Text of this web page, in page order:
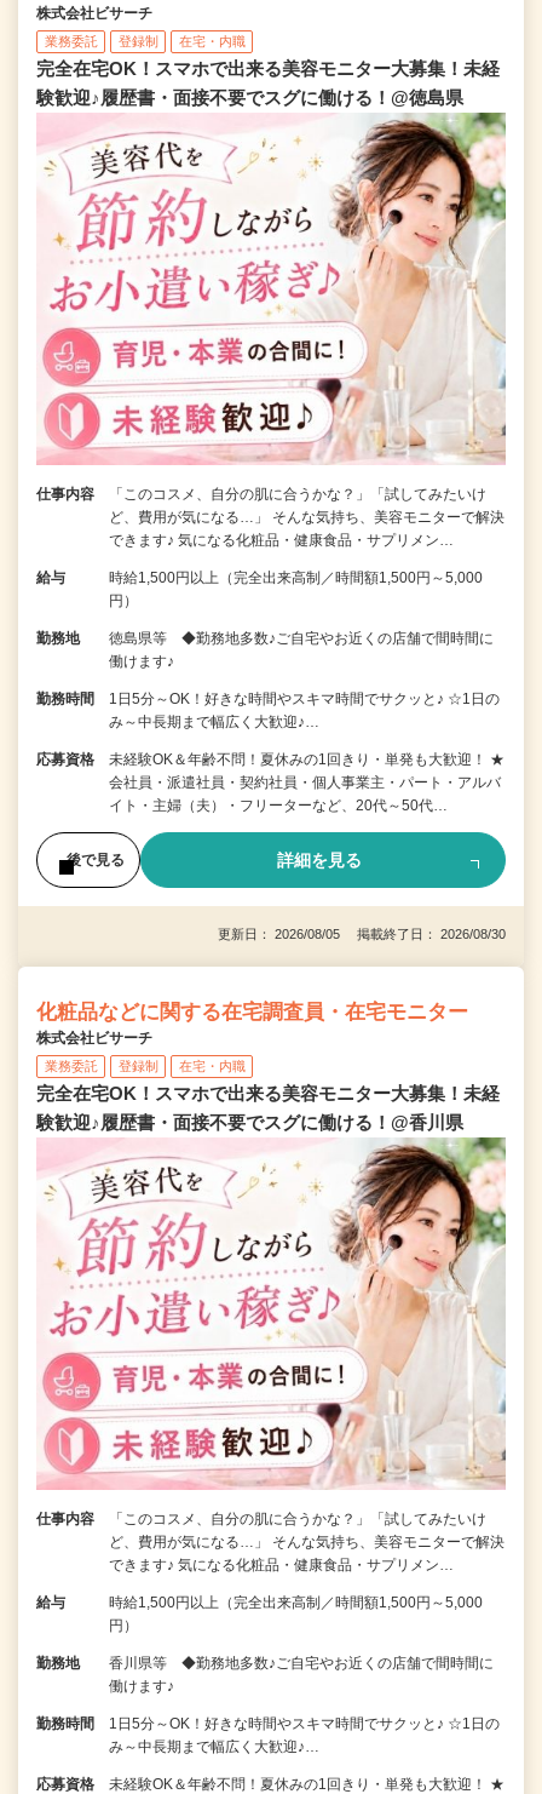
株式会社ビサーチ
業務委託 登録制 在宅・内職
完全在宅OK！スマホで出来る美容モニター大募集！未経
験歓迎♪履歴書・面接不要でスグに働ける！@徳島県
仕事内容
「このコスメ、自分の肌に合うかな？」「試してみたいけ
ど、費用が気になる…」 そんな気持ち、美容モニターで解決
できます♪ 気になる化粧品・健康食品・サプリメン…
給与
時給1,500円以上（完全出来高制／時間額1,500円～5,000
円）
勤務地
徳島県等 ◆勤務地多数♪ご自宅やお近くの店舗で間時間に
働けます♪
勤務時間
1日5分～OK！好きな時間やスキマ時間でサクッと♪ ☆1日の
み～中長期まで幅広く大歓迎♪…
応募資格
未経験OK＆年齢不問！夏休みの1回きり・単発も大歓迎！ ★
会社員・派遣社員・契約社員・個人事業主・パート・アルバ
イト・主婦（夫）・フリーターなど、20代～50代…
後で見る 詳細を見る
更新日： 2026/08/05 掲載終了日： 2026/08/30
化粧品などに関する在宅調査員・在宅モニター
株式会社ビサーチ
業務委託 登録制 在宅・内職
完全在宅OK！スマホで出来る美容モニター大募集！未経
験歓迎♪履歴書・面接不要でスグに働ける！@香川県
仕事内容
「このコスメ、自分の肌に合うかな？」「試してみたいけ
ど、費用が気になる…」 そんな気持ち、美容モニターで解決
できます♪ 気になる化粧品・健康食品・サプリメン…
給与
時給1,500円以上（完全出来高制／時間額1,500円～5,000
円）
勤務地
香川県等 ◆勤務地多数♪ご自宅やお近くの店舗で間時間に
働けます♪
勤務時間
1日5分～OK！好きな時間やスキマ時間でサクッと♪ ☆1日の
み～中長期まで幅広く大歓迎♪…
応募資格
未経験OK＆年齢不問！夏休みの1回きり・単発も大歓迎！ ★